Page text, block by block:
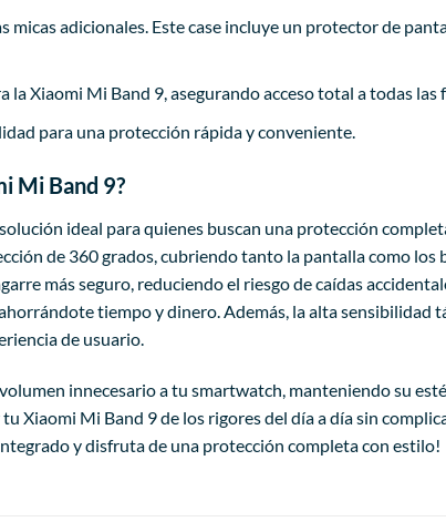
micas adicionales. Este case incluye un protector de
la Xiaomi Mi Band 9, asegurando acceso total a todas las
para una protección rápida y conveniente.
Mi Band 9?
ideal para quienes buscan una protección
de 360 grados, cubriendo tanto la pantalla como los
más seguro, reduciendo el riesgo de caídas
tiempo y dinero. Además, la alta
de usuario.
innecesario a tu smartwatch, manteniendo su
Xiaomi Mi Band 9 de los rigores del día a día sin
y disfruta de una protección completa con estilo!